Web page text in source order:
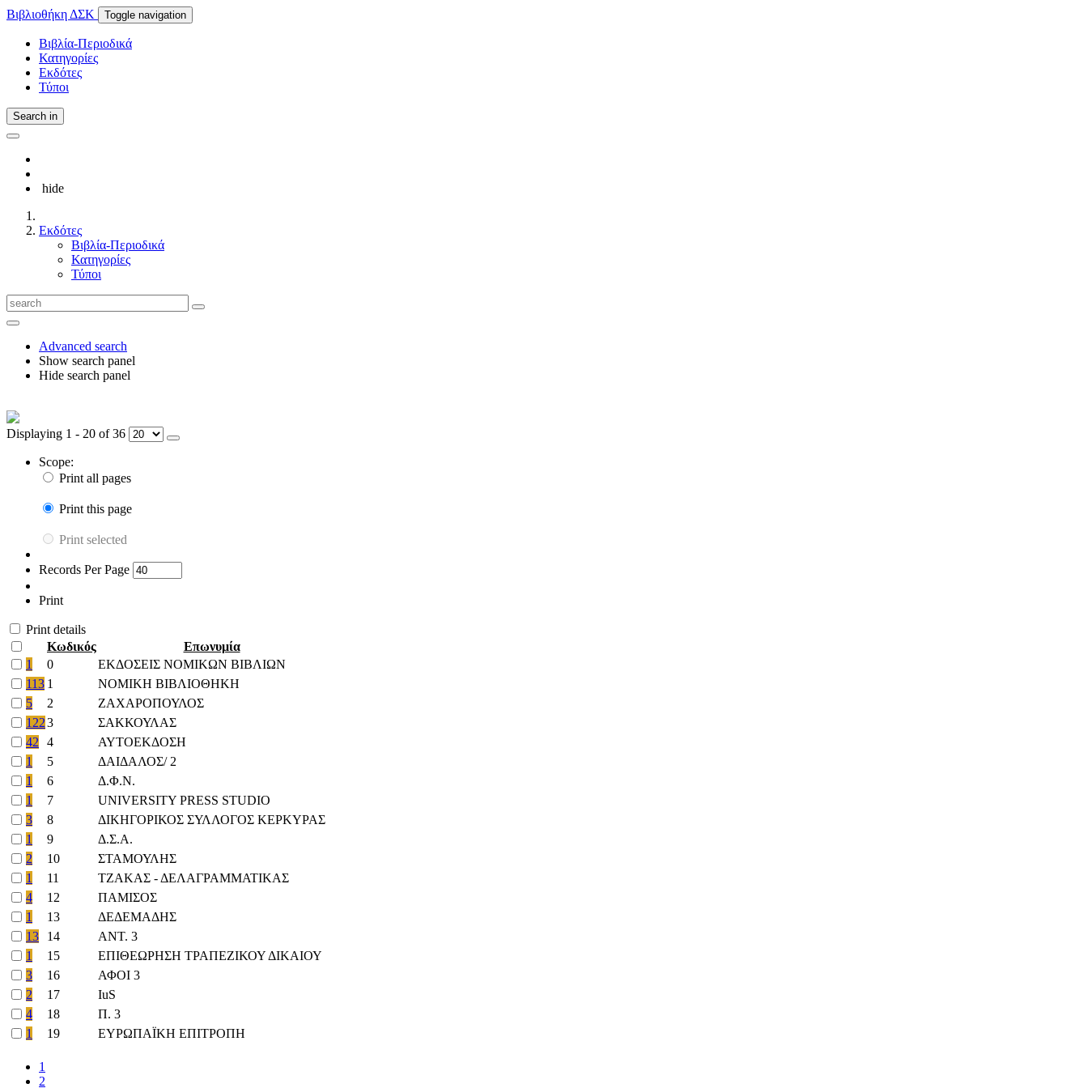
Βιβλιοθήκη ΔΣΚ Toggle navigation
Βιβλία-Περιοδικά
Κατηγορίες
Εκδότες
Τύποι
Search in
hide
Εκδότες
Βιβλία-Περιοδικά
Κατηγορίες
Τύποι
Advanced search
Show search panel
Hide search panel
Displaying 1 - 20 of 36
Scope:
Print all pages
Print this page
Print selected
Records Per Page
Print
Print details
Κωδικός
Επωνυμία
1
0
ΕΚΔΟΣΕΙΣ ΝΟΜΙΚΩΝ ΒΙΒΛΙΩΝ
113 1
ΝΟΜΙΚΗ ΒΙΒΛΙΟΘΗΚΗ
5
2
ΖΑΧΑΡΟΠΟΥΛΟΣ
1223
ΣΑΚΚΟΥΛΑΣ
42
4
ΑΥΤΟΕΚΔΟΣΗ
1
5
ΔΑΙΔΑΛΟΣ/ 2
1
6
Δ.Φ.Ν.
1
7
UNIVERSITY PRESS STUDIO
3
8
ΔΙΚΗΓΟΡΙΚΟΣ ΣΥΛΛΟΓΟΣ ΚΕΡΚΥΡΑΣ
1
9
Δ.Σ.Α.
2
10
ΣΤΑΜΟΥΛΗΣ
1
11
ΤΖΑΚΑΣ - ΔΕΛΑΓΡΑΜΜΑΤΙΚΑΣ
4
12
ΠΑΜΙΣΟΣ
1
13
ΔΕΔΕΜΑΔΗΣ
13
14
ΑΝΤ. 3
1
15
ΕΠΙΘΕΩΡΗΣΗ ΤΡΑΠΕΖΙΚΟΥ ΔΙΚΑΙΟΥ
3
16
ΑΦΟΙ 3
2
17
IuS
4
18
Π. 3
1
19 ΕΥΡΩΠΑΪΚΗ ΕΠΙΤΡΟΠΗ
1
2